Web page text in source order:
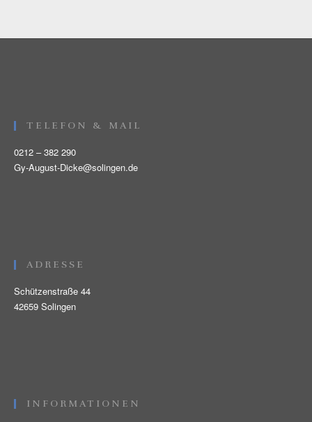
TELEFON & MAIL
0212 – 382 290
Gy-August-Dicke@solingen.de
ADRESSE
Schützenstraße 44
42659 Solingen
INFORMATIONEN